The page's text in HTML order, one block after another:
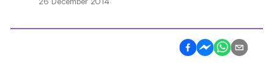
26 December 2014